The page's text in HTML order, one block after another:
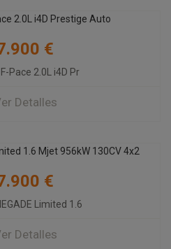
€
Pace 2.0L i4D Pr
Detalles
€
Limited 1.6
Limited 1.6 Mjet
130CV 4x2
Km
2021
Detalles
T 96kW 130 CV
GS Line
Km
2021